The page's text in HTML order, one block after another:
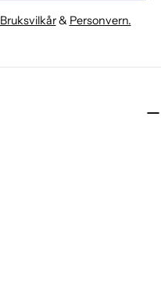
Bruksvilkår& Personvern.